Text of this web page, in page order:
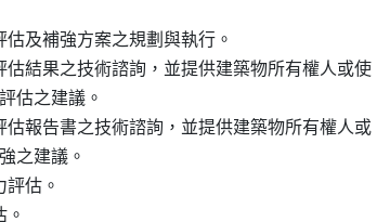
估及補強方案之規劃與執行。
估結果之技術諮詢，並提供建築物所有權人或使
估之建議。
估報告書之技術諮詢，並提供建築物所有權人或
之建議。
評估。